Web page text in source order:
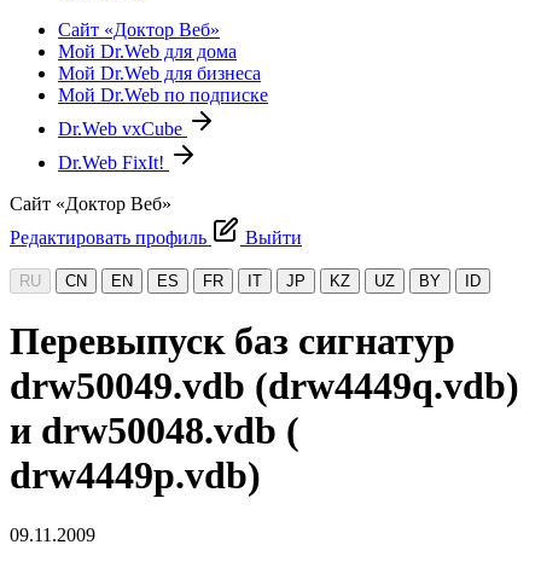
Сайт «Доктор Веб»
Мой Dr.Web для дома
Мой Dr.Web для бизнеса
Мой Dr.Web по подписке
Dr.Web vxCube
Dr.Web FixIt!
Сайт «Доктор Веб»
Редактировать профиль
Выйти
RU CN EN ES FR IT JP KZ UZ BY ID
Перевыпуск баз сигнатур
drw50049.vdb (drw4449q.vdb)
и drw50048.vdb (
drw4449p.vdb)
09.11.2009